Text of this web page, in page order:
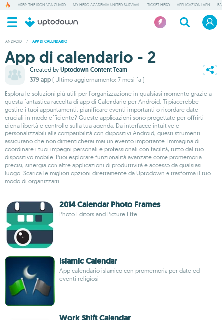
ARES: THE IRON VANGUARD MY HERO ACADEMIA UNITED SURVIVAL TICKET HERO APPLICAZIONI VPN
ANDROID / APP DI CALENDARIO
App di calendario - 2
Created by Uptodown Content Team
379 app ( Ultimo aggiornamento: 7 mesi fa )
Esplora le soluzioni più utili per l'organizzazione in qualsiasi momento grazie a
questa fantastica raccolta di app di Calendario per Android. Ti piacerebbe
gestire i tuoi appuntamenti, pianificare eventi importanti o ricordare date
cruciali in modo efficiente? Queste applicazioni sono progettate per offrirti
piena libertà e controllo sulla tua agenda. Da interfacce intuitive e
personalizzabili alla compatibilità con dispositivi Android, questi strumenti
assicurano che non dimenticherai mai un evento importante. Immagina di
coordinare i tuoi impegni personali e professionali con facilità, tutto dal tuo
dispositivo mobile. Puoi esplorare funzionalità avanzate come promemoria
precisi, sinergia con altre applicazioni di produttività e accesso da qualsiasi
luogo. Scarica le migliori opzioni direttamente da Uptodown e trasforma il tuo
modo di organizzarti.
2014 Calendar Photo Frames
Photo Editors and Picture Effe
Islamic Calendar
App calendario islamico con promemoria per date ed
eventi religiosi
Work Shift Calendar